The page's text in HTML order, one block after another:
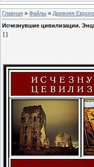
Главная » Файлы » Древняя
Исчезнувшие цивилизации.
[ ]